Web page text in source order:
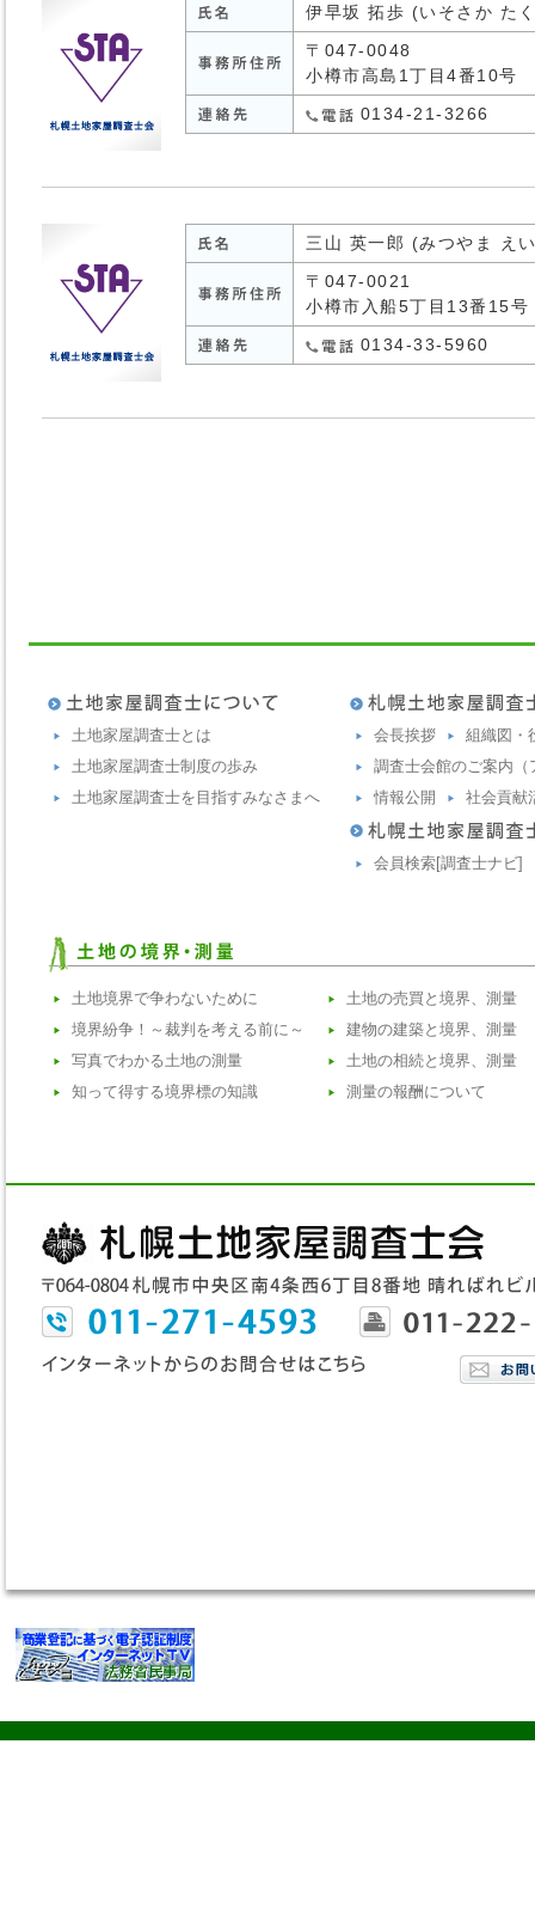
伊早坂 拓歩 (いそさか た
〒047-0048
小樽市高島1丁目4番10号
0134-21-3266
三山 英一郎 (みつやま え
〒047-0021
小樽市入船5丁目13番15号
0134-33-5960
土地家屋調査士とは
土地家屋調査士制度の歩み
土地家屋調査士を目指すみなさまへ
会長挨拶
組織図・
調査士会館のご案内（
情報公開
社会貢献
会員検索[調査士ナビ]
土地境界で争わないために
境界紛争！～裁判を考える前に～
写真でわかる土地の測量
知って得する境界標の知識
土地の売買と境界、測量
建物の建築と境界、測量
土地の相続と境界、測量
測量の報酬について